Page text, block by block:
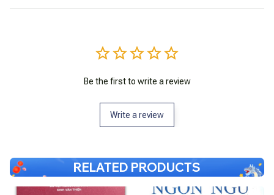
Be the first to write a review
Write a review
RELATED PRODUCTS